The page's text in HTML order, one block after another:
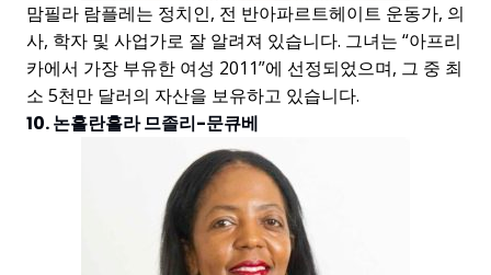
맘필라 람플레는 정치인, 전 반아파르트헤이트 운동가, 의
사, 학자 및 사업가로 잘 알려져 있습니다. 그녀는 “아프리
카에서 가장 부유한 여성 2011”에 선정되었으며, 그 중 최
소 5천만 달러의 자산을 보유하고 있습니다.
10. 논흘란흘라 므졸리-문큐베